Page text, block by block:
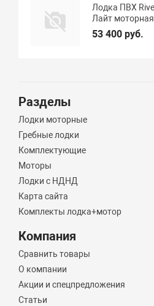
Лодка ПВХ
Лайт моторная
53 400 руб.
Разделы
Лодки моторные
Гребные лодки
Комплектующие
Моторы
Лодки с НДНД
Карта сайта
Комплекты лодка+мотор
Компания
Сравнить товары
О компании
Акции и спецпредложения
Статьи